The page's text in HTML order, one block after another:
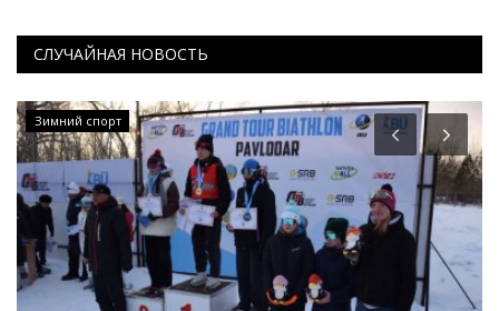
СЛУЧАЙНАЯ НОВОСТЬ
Зимний спорт